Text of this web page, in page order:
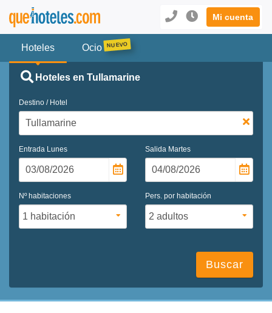
Mi cuenta
Hoteles Ocio
Hoteles en Tullamarine
Destino / Hotel
Entrada Lunes Salida Martes
Nº habitaciones Pers. por habitación
Buscar